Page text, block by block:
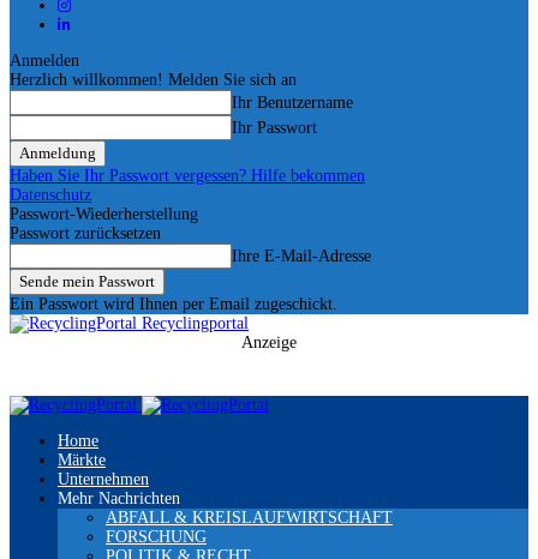
Anmelden
Herzlich willkommen! Melden Sie sich an
Ihr Benutzername
Ihr Passwort
Haben Sie Ihr Passwort vergessen? Hilfe bekommen
Datenschutz
Passwort-Wiederherstellung
Passwort zurücksetzen
Ihre E-Mail-Adresse
Ein Passwort wird Ihnen per Email zugeschickt.
Recyclingportal
Anzeige
Home
Märkte
Unternehmen
Mehr Nachrichten
ABFALL & KREISLAUFWIRTSCHAFT
FORSCHUNG